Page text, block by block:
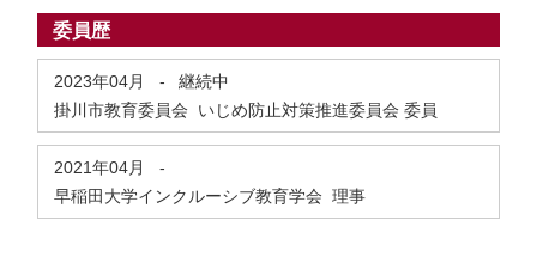
委員歴
2023年04月 -
継続中
掛川市教育委員会 いじめ防止対策推進委員会 委員
2021年04月
-
早稲田大学インクルーシブ教育学会 理事